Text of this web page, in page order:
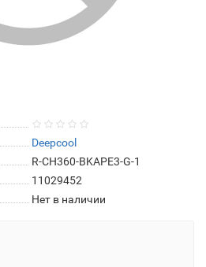
Deepcool
R-CH360-BKAPE3-G-1
11029452
Нет в наличии